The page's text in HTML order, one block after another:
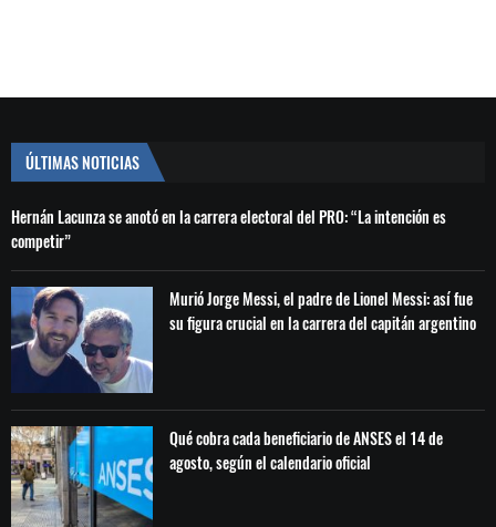
ÚLTIMAS NOTICIAS
Hernán Lacunza se anotó en la carrera electoral del PRO: “La intención es
competir”
Murió Jorge Messi, el padre de Lionel Messi: así fue
su figura crucial en la carrera del capitán argentino
Qué cobra cada beneficiario de ANSES el 14 de
agosto, según el calendario oficial